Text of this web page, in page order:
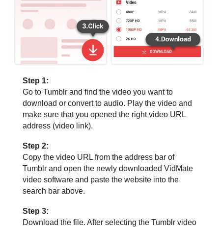
Step 1:
Go to Tumblr and find the video you want to
download or convert to audio. Play the video and
make sure that you opened the right video URL
address (video link).
Step 2:
Copy the video URL from the address bar of
Tumblr and open the newly downloaded VidMate
video software and paste the website into the
search bar above.
Step 3:
Download the file. After selecting the Tumblr video